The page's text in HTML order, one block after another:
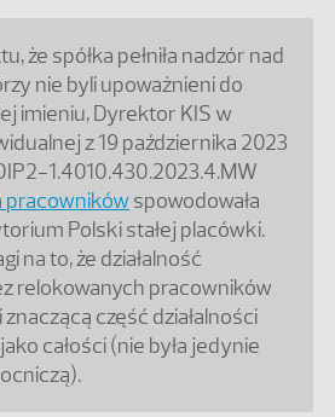
że spółka pełniła nadzór nad
nie byli upoważnieni do
imieniu, Dyrektor KIS w
z 19 października 2023
1.4010.430.2023.4.MW
pracownikówspowodowała
Polski stałej placówki.
na to, że działalność
relokowanych pracowników
część działalności
całości (nie była jedynie